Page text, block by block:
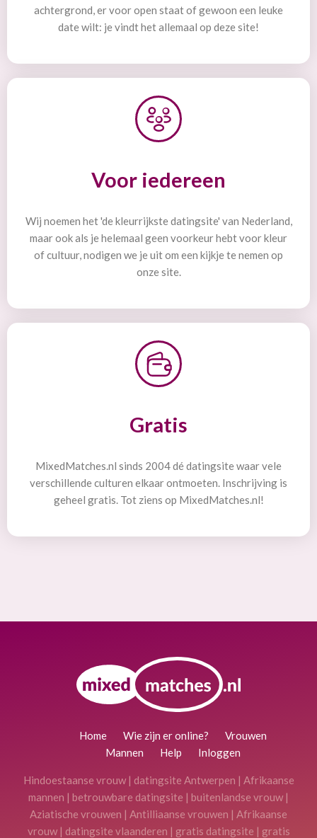
achtergrond, er voor open staat of gewoon een leuke
date wilt: je vindt het allemaal op deze site!
Voor iedereen
Wij noemen het 'de kleurrijkste datingsite' van Nederland,
maar ook als je helemaal geen voorkeur hebt voor kleur
of cultuur, nodigen we je uit om een kijkje te nemen op
onze site.
Gratis
MixedMatches.nl sinds 2004 dé datingsite waar vele
verschillende culturen elkaar ontmoeten. Inschrijving is
geheel gratis. Tot ziens op MixedMatches.nl!
Home Wie zijn er online?
Vrouwen
Mannen
Help Inloggen
Hindoestaanse vrouw | datingsite Antwerpen | Afrikaanse
mannen | betrouwbare datingsite | buitenlandse vrouw |
Aziatische vrouwen | Antilliaanse vrouwen | Afrikaanse
vrouw | datingsite vlaanderen | gratis datingsite | gratis